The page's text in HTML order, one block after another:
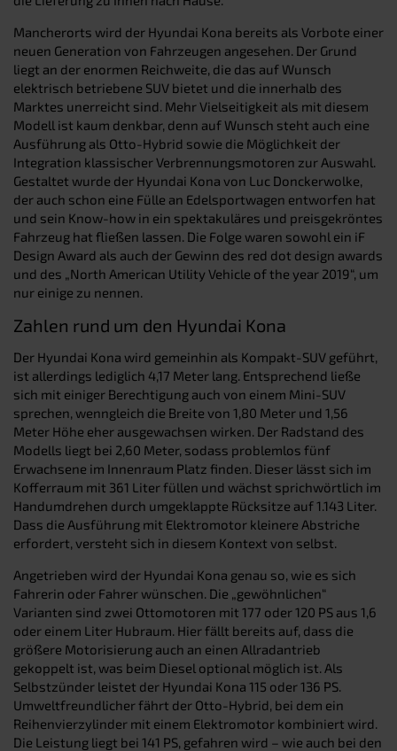
Mancherorts wird der Hyundai Kona bereits als Vorbote einer
neuen Generation von Fahrzeugen angesehen. Der Grund
liegt an der enormen Reichweite, die das auf Wunsch
elektrisch betriebene SUV bietet und die innerhalb des
Marktes unerreicht sind. Mehr Vielseitigkeit als mit diesem
Modell ist kaum denkbar, denn auf Wunsch steht auch eine
Ausführung als Otto-Hybrid sowie die Möglichkeit der
Integration klassischer Verbrennungsmotoren zur Auswahl.
Gestaltet wurde der Hyundai Kona von Luc Donckerwolke,
der auch schon eine Fülle an Edelsportwagen entworfen hat
und sein Know-how in ein spektakuläres und preisgekröntes
Fahrzeug hat fließen lassen. Die Folge waren sowohl ein iF
Design Award als auch der Gewinn des red dot design awards
und des „North American Utility Vehicle of the year 2019“, um
nur einige zu nennen.
Zahlen rund um den Hyundai Kona
Der Hyundai Kona wird gemeinhin als Kompakt-SUV geführt,
ist allerdings lediglich 4,17 Meter lang. Entsprechend ließe
sich mit einiger Berechtigung auch von einem Mini-SUV
sprechen, wenngleich die Breite von 1,80 Meter und 1,56
Meter Höhe eher ausgewachsen wirken. Der Radstand des
Modells liegt bei 2,60 Meter, sodass problemlos fünf
Erwachsene im Innenraum Platz finden. Dieser lässt sich im
Kofferraum mit 361 Liter füllen und wächst sprichwörtlich im
Handumdrehen durch umgeklappte Rücksitze auf 1.143 Liter.
Dass die Ausführung mit Elektromotor kleinere Abstriche
erfordert, versteht sich in diesem Kontext von selbst.
Angetrieben wird der Hyundai Kona genau so, wie es sich
Fahrerin oder Fahrer wünschen. Die „gewöhnlichen“
Varianten sind zwei Ottomotoren mit 177 oder 120 PS aus 1,6
oder einem Liter Hubraum. Hier fällt bereits auf, dass die
größere Motorisierung auch an einen Allradantrieb
gekoppelt ist, was beim Diesel optional möglich ist. Als
Selbstzünder leistet der Hyundai Kona 115 oder 136 PS.
Umweltfreundlicher fährt der Otto-Hybrid, bei dem ein
Reihenvierzylinder mit einem Elektromotor kombiniert wird.
Die Leistung liegt bei 141 PS, gefahren wird – wie auch bei den